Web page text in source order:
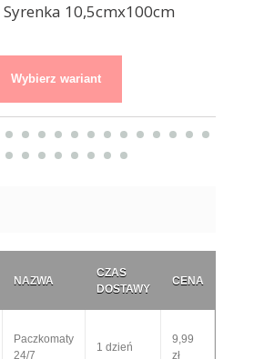
10,5cmx100cm
Wybierz wariant
NAZWA
CZAS
DOSTAWY
CENA
Paczkomaty
24/7
1 dzień
9,99
zł